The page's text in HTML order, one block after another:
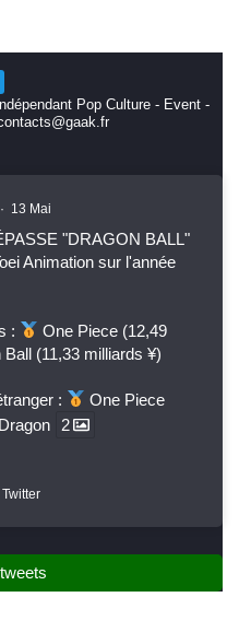
Pop Culture - Event -
· 13 Mai
"DRAGON BALL"
Animation sur l'année
:
One Piece (12,49
Ball (11,33 milliards ¥)
:
One Piece
Dragon 2
Twitter